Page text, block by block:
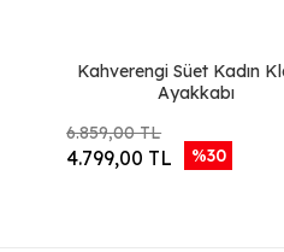
Kahverengi Süet Kadın
Ayakkabı
6.859,00 TL
4.799,00 TL %30